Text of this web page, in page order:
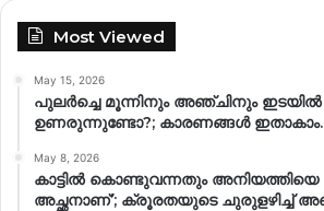
Most Viewed
May 15, 2026
പുലർച്ചെ മൂന്നിനും അഞ്ചിനും ഇടയിൽ
ഉണരുന്നുണ്ടോ?; കാരണങ്ങള്‍
May 8, 2026
കാട്ടിൽ കൊണ്ടുവന്നതും
അച്ഛനാണ്’; ക്രൂരതയുടെ ചുരുളഴിച്ച്